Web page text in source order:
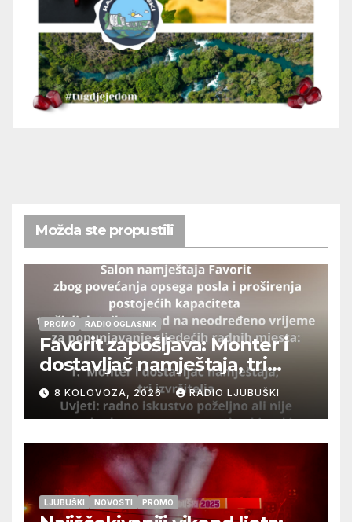
Možda ste propustili
PROMO RADIO OGLASNIK
Favorit zapošljava: Monter i
dostavljač namještaja, tri
izvršitelja
8 KOLOVOZA, 2026 RADIO LJUBUŠKI
LJUBUŠKI NOVOSTI PROMO